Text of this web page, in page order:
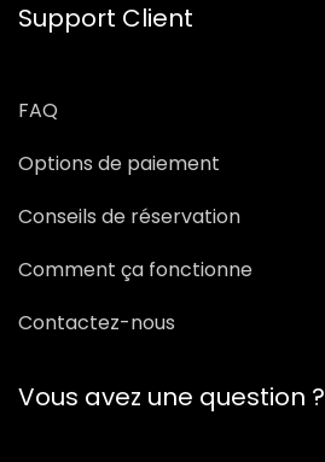
Support Client
FAQ
Options de paiement
Conseils de réservation
Comment ça fonctionne
Contactez-nous
Vous avez une question ?